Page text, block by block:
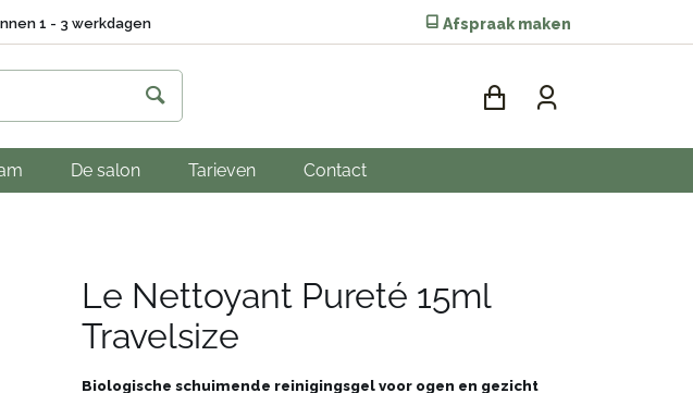
1 - 3 werkdagen Afspraak maken
De salon Tarieven Contact
Le Nettoyant Pureté 15ml
Travelsize
Biologische schuimende reinigingsgel voor ogen en gezicht